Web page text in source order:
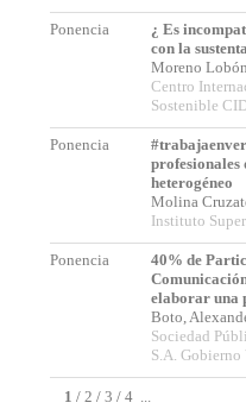
Ponencia
¿ Es
con la
Moreno
Centro
Sostenible
Ponencia
profesionales
heterogéneo
Molina
Instituto
Ponencia
40% de
elaborar una
Boto,
Sociedad
S.A. Gobierno
1 / 2 / 3 / 4 ...